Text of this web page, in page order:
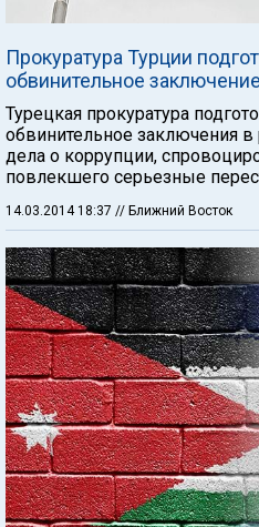
Прокуратура Турции
обвинительное
Турецкая прокуратура
обвинительное заключения
дела о коррупции,
повлекшего серьезные
14.03.2014 18:37 // Ближний Восток